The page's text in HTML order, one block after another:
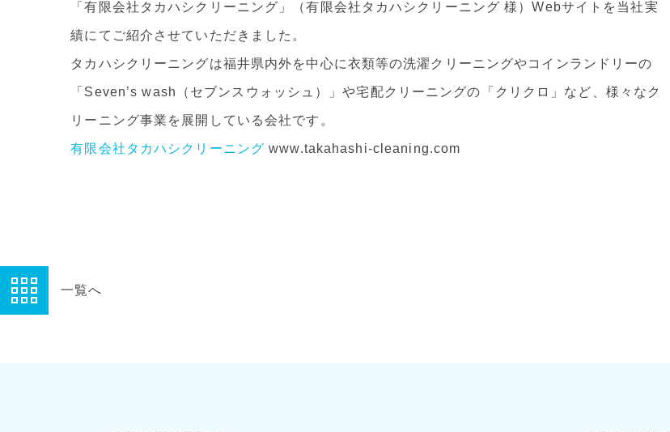
「有限会社タカハシクリーニング」（有限会社タカハシクリーニング 様）Webサイトを当社実
績にてご紹介させていただきました。
タカハシクリーニングは福井県内外を中心に衣類等の洗濯クリーニングやコインランドリーの
「Seven’s wash（セブンスウォッシュ）」や宅配クリーニングの「クリクロ」など、様々なク
リーニング事業を展開している会社です。
有限会社タカハシクリーニング www.takahashi-cleaning.com
一覧へ